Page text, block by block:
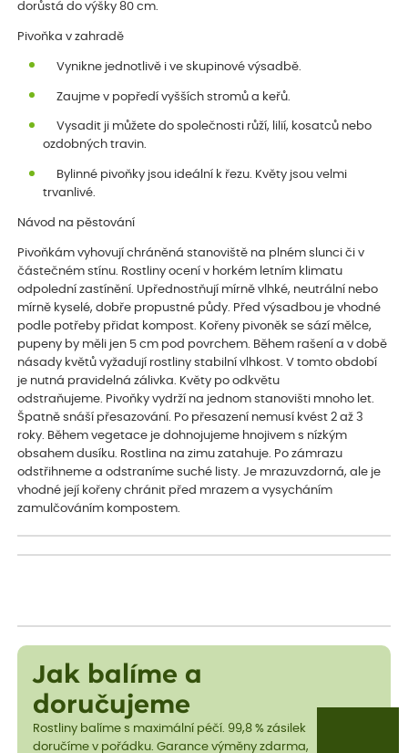
dorůstá do výšky 80 cm.
Pivoňka v zahradě
Vynikne jednotlivě i ve skupinové výsadbě.
Zaujme v popředí vyšších stromů a keřů.
Vysadit ji můžete do společnosti růží, lilií, kosatců nebo
ozdobných travin.
Bylinné pivoňky jsou ideální k řezu. Květy jsou velmi
trvanlivé.
Návod na pěstování
Pivoňkám vyhovují chráněná stanoviště na plném slunci či v
částečném stínu. Rostliny ocení v horkém letním klimatu
odpolední zastínění. Upřednostňují mírně vlhké, neutrální nebo
mírně kyselé, dobře propustné půdy. Před výsadbou je vhodné
podle potřeby přidat kompost. Kořeny pivoněk se sází mělce,
pupeny by měli jen 5 cm pod povrchem. Během rašení a v době
násady květů vyžadují rostliny stabilní vlhkost. V tomto období
je nutná pravidelná zálivka. Květy po odkvětu
odstraňujeme. Pivoňky vydrží na jednom stanovišti mnoho let.
Špatně snáší přesazování. Po přesazení nemusí kvést 2 až 3
roky. Během vegetace je dohnojujeme hnojivem s nízkým
obsahem dusíku. Rostlina na zimu zatahuje. Po zámrazu
odstřihneme a odstraníme suché listy. Je mrazuvzdorná, ale je
vhodné její kořeny chránit před mrazem a vysycháním
zamulčováním kompostem.
Jak balíme a
doručujeme
Rostliny balíme s maximální péčí. 99,8 % zásilek
doručíme v pořádku. Garance výměny zdarma,